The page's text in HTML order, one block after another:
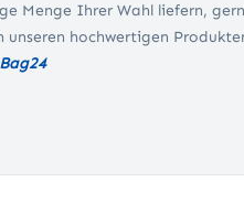
Menge Ihrer Wahl liefern,
unseren hochwertigen